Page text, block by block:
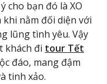
cho bạn đó là XO
nằm đối diện với
lũng tình yêu. Vậy
khách đi tour Tết
đáo, mang đậm
tinh xảo.